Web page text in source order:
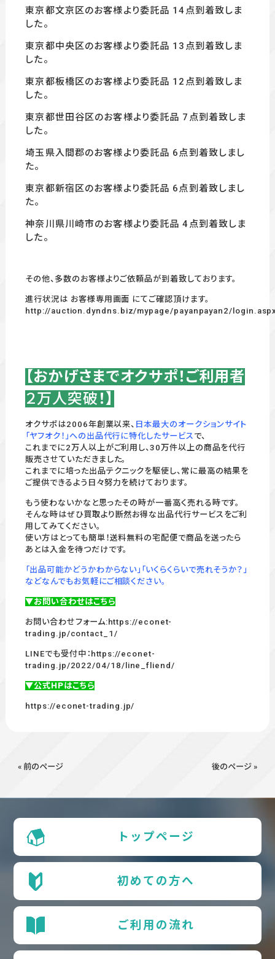
東京都文京区のお客様より委託品 14 点到着致しま
した。
東京都中央区のお客様より委託品 13点到着致しま
した。
東京都板橋区のお客様より委託品 12 点到着致しま
した。
東京都世田谷区のお客様より委託品 7 点到着致しま
した。
埼玉県入間郡のお客様より委託品 6点到着致しまし
た。
東京都新宿区のお客様より委託品 6点到着致しまし
た。
神奈川県川崎市のお客様より委託品 4 点到着致しま
した。
その他、多数のお客様よりご依頼品が到着致しております。
進行状況は お客様専用画面 にてご確認頂けます。
http://auction.dyndns.biz/mypage/payanpayan2/
【おかげさまでオクサポ！ご利用者
２万人突破 ！】
オクサポは2006年創業以来、 日本最大のオークションサイト
「ヤフオク！」への出品代行に特化したサービス で、
これまでに2万人以上がご利用し、30万件以上の商品を代行
販売させていただきました。
これまでに培った出品テクニックを駆使し、常に最高の結果を
ご提供できるよう日々努力を続けております。
もう使わないかなと思ったその時が一番高く売れる時です。
そんな時はぜひ買取より断然お得な出品代行サービスをご利
用してみてください。
使い方はとっても簡単！送料無料の宅配便で商品を送ったら
あとは入金を待つだけです。
「出品可能かどうかわからない」「いくらくらいで売れそうか？」
などなんでもお気軽にご相談ください。
▼お問い合わせはこちら
お問い合わせフォーム: https://econet-
trading.jp/contact_1/
LINEでも受付中： https://econet-
trading.jp/2022/04/18/line_fliend/
▼公式HPはこちら
https://econet-trading.jp/
« 前のページ 後のページ »
トップページ
初めての方へ
ご利用の流れ